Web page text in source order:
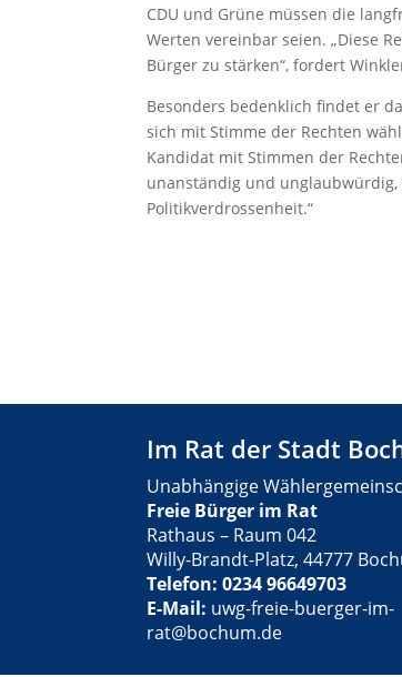
CDU und Grüne müssen die
Werten vereinbar seien. „Diese
Bürger zu stärken“, fordert
Besonders bedenklich findet er
sich mit Stimme der Rechten
Kandidat mit Stimmen der
unanständig und
Politikverdrossenheit.“
Im Rat der Stadt
Unabhängige
Freie Bürger im Rat
Rathaus – Raum 042
Willy-Brandt-Platz, 44777
Telefon: 0234 96649703
E-Mail: uwg-freie-buerger-im-
rat@bochum.de